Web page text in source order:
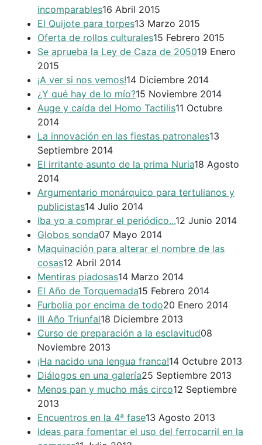
incomparables16 Abril 2015
El Quijote para torpes13 Marzo 2015
Oferta de rollos culturales15 Febrero 2015
Se aprueba la Ley de Caza de 205019 Enero
2015
¡A ver si nos vemos!14 Diciembre 2014
¿Y qué hay de lo mío?15 Noviembre 2014
Auge y caída del Homo Tactilis11 Octubre
2014
La innovación en las fiestas patronales13
Septiembre 2014
El irritante asunto de la prima Nuria18 Agosto
2014
Argumentario monárquico para tertulianos y
publicistas14 Julio 2014
Iba yo a comprar el periódico...12 Junio 2014
Globos sonda07 Mayo 2014
Maquinación para alterar el nombre de las
cosas12 Abril 2014
Mentiras piadosas14 Marzo 2014
El Año de Torquemada15 Febrero 2014
Furbolia por encima de todo20 Enero 2014
III Año Triunfal18 Diciembre 2013
Curso de preparación a la esclavitud08
Noviembre 2013
¡Ha nacido una lengua franca!14 Octubre 2013
Diálogos en una galería25 Septiembre 2013
Menos pan y mucho más circo12 Septiembre
2013
Encuentros en la 4ª fase13 Agosto 2013
Ideas para fomentar el uso del ferrocarril en la